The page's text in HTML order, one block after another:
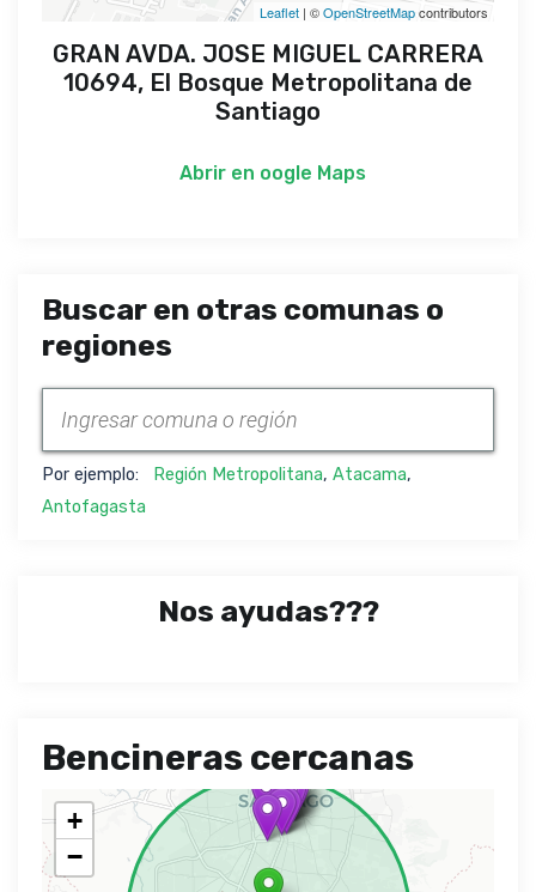
Leaflet | ©OpenStreetMapcontributors
GRAN AVDA. JOSE MIGUEL CARRERA
10694, El Bosque Metropolitana de
Santiago
Abrir en oogle Maps
Buscar en otras comunas o
regiones
Por ejemplo: Región Metropolitana, Atacama,
Antofagasta
Nos ayudas???
Bencineras cercanas
+
−